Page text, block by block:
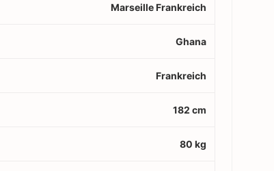
Marseille Frankreich
Ghana
Frankreich
182 cm
80 kg